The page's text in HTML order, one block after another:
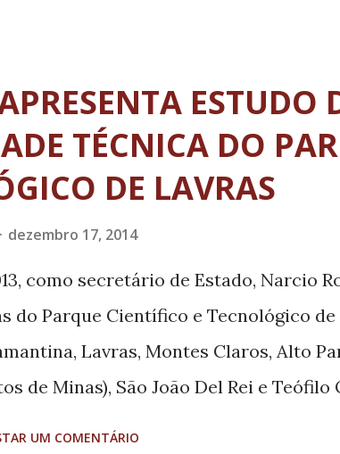
usuários, e também a melhora
nos últimos dias. Ele entra em vigor a
efeitos a 03 de novembro de 2014.
ESTUDO
TÉCNICA DO
DE LAVRAS
dezembro 17, 2014
como secretário de Estado, Narcio
do Parque Científico e Tecnológico de
Lavras, Montes Claros, Alto
de Minas), São João Del Rei e
UM COMENTÁRIO